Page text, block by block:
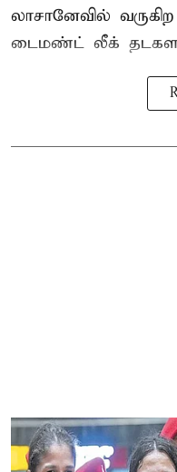
லாசானேவில்
டைமண்ட் லீக் தடகள